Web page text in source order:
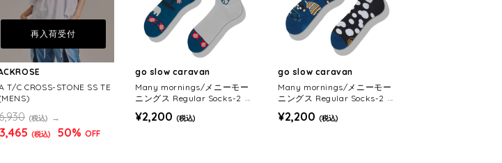
再入荷受付
T/C CROSS-STONE SS TE
(税込)
(税込) 50% OFF
go slow caravan
Many mornings/メニーモー
ニングス Regular Socks-2 (M
¥2,200 (税込)
go slow caravan
Many mornings/メニーモー
ニングス Regular Socks-2 (M
¥2,200 (税込)